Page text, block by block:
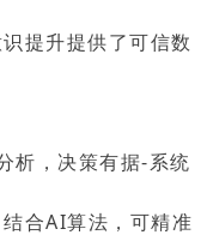
提升提供了可信数
析，决策有据-系统
合AI算法，可精准